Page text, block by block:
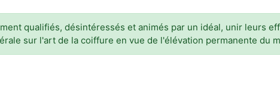
qualifiés, désintéressés et animés par un idéal, unir leurs
sur l'art de la coiffure en vue de l'élévation permanente du